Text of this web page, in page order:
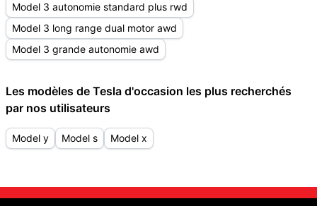
Model 3 autonomie standard plus rwd
Model 3 long range dual motor awd
Model 3 grande autonomie awd
Les modèles de Tesla d'occasion les plus recherchés
par nos utilisateurs
Model y Model s Model x